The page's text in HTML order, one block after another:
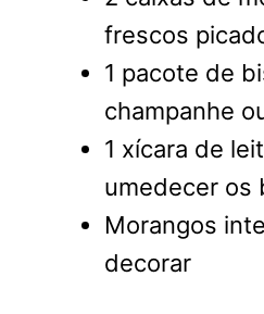
frescos
1 pacote de
champanhe
1 xícara de
umedecer os
Morangos
decorar